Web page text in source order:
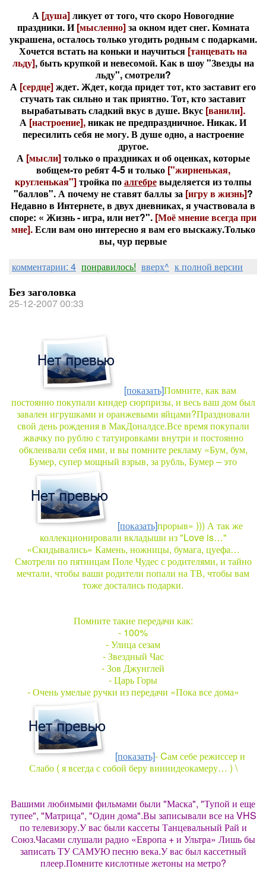
А [душа]ликует от того, что скоро Новогодние
праздники. И[мысленно]за окном идет снег. Комната
украшена, осталось только угодить родным с подарками.
Хочется встать на коньки и научиться [танцевать на
льду], быть крупкой и невесомой. Как в шоу "Звезды на
льду", смотрели?
А [сердце]ждет. Ждет, когда придет тот, кто заставит его
стучать так сильно и так приятно. Тот, кто заставит
вырабатывать сладкий вкус в душе. Вкус [ванили].
А [настроение],никак не предпраздничное. Никак. И
пересилить себя не могу. В душе одно, а настроение
другое.
А [мысли]только о праздниках и об оценках, которые
вобщем-то ребят 4-5 и только ["жирненькая,
кругленькая"]тройка поалгебревыделяется из толпы
"баллов". А почему не ставят баллы за [игру в жизнь]?
Недавно в Интернете, в двух дневниках, я участвовала в
споре: « Жизнь - игра, или нет?". [Моё мнение всегда при
мне].Если вам оно интересно я вам его выскажу.Только
вы, чур первые
комментарии: 4 понравилось! вверх^ к полной версии
Без заголовка
25-12-2007 00:33
[показать]Помните, как вам
постоянно покупали киндер сюрпризы, и весь ваш дом был
завален игрушками и оранжевыми яйцами?Праздновали
свой день рождения в МакДоналдсе.Все время покупали
жвачку по рублю с татуировками внутри и постоянно
обклеивали себя ими, и вы помните рекламу «Бум, бум,
Бумер, супер мощный взрыв, за рубль, Бумер – это
[показать]прорыв» ))) А так же
коллекционировали вкладыши из "Love is…"
«Скидывались» Камень, ножницы, бумага, цуефа…
Смотрели по пятницам Поле Чудес с родителями, и тайно
мечтали, чтобы ваши родители попали на ТВ, чтобы вам
тоже достались подарки.
Помните такие передачи как:
- 100%
- Улица сезам
- Звездный Час
- Зов Джунглей
- Царь Горы
- Очень умелые ручки из передачи «Пока все дома»
[показать]- Cам себе режиссер и
Слабо ( я всегда с собой беру виииидеокамеру… ) \
Вашими любимыми фильмами были "Маска", "Тупой и еще
тупее", "Матрица", "Один дома".Вы записывали все на VHS
по телевизору.У вас были кассеты Танцевальный Рай и
Союз.Часами слушали радио «Европа + и Ультра» Лишь бы
записать ТУ САМУЮ песню века.У вас был кассетный
плеер.Помните кислотные жетоны на метро?